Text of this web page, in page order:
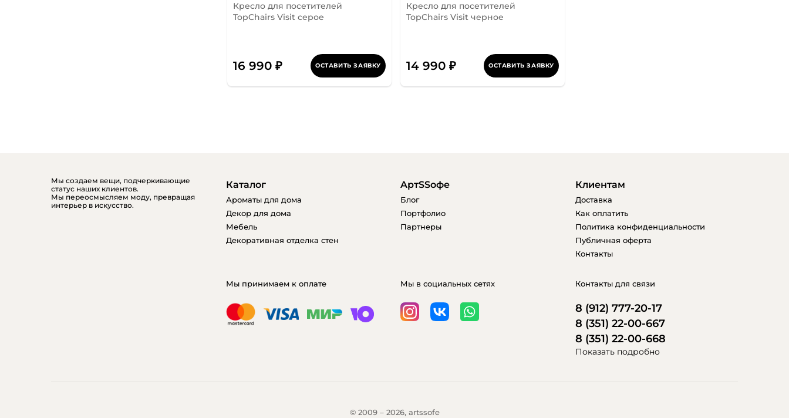
Кресло для посетителей
TopChairs Visit серое
16 990 ₽ ОСТАВИТЬ ЗАЯВКУ
Кресло для посетителей
TopChairs Visit черное
14 990 ₽ ОСТАВИТЬ ЗАЯВКУ
Мы создаем вещи, подчеркивающие
статус наших клиентов.
Мы переосмысляем моду, превращая
интерьер в искусство.
Каталог
Ароматы для дома
Декор для дома
Мебель
Декоративная отделка стен
AртSSофе
Блог
Портфолио
Партнеры
Клиентам
Доставка
Как оплатить
Политика конфиденциальности
Публичная оферта
Контакты
Мы принимаем к оплате Мы в социальных сетях Контакты для связи
8 (912) 777-20-17
8 (351) 22-00-667
8 (351) 22-00-668
Показать подробно
© 2009 – 2026, artssofe